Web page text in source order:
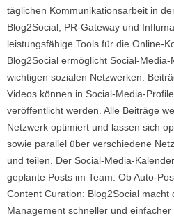
täglichen Kommunikationsarbeit in
Blog2Social, PR-Gateway und
leistungsfähige Tools für die Online-
Blog2Social ermöglicht Social-
wichtigen sozialen Netzwerken.
Videos können in Social-Media-
veröffentlicht werden. Alle Beiträge
Netzwerk optimiert und lassen sich
sowie parallel über verschiedene
und teilen. Der Social-Media-
geplante Posts im Team. Ob Auto-
Content Curation: Blog2Social macht
Management schneller und